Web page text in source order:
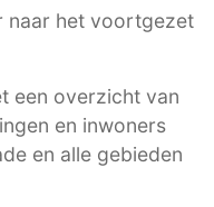
naar het voortgezet
een overzicht van
en inwoners
en alle gebieden